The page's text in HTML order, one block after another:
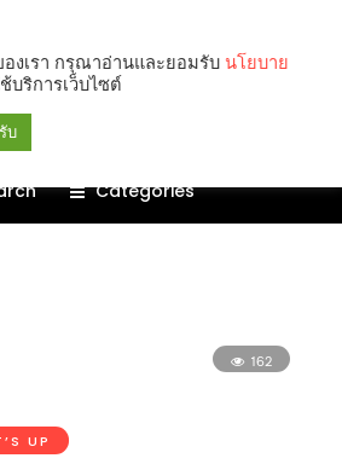
Categories
162
UP
องเรา กรุณาอ่านและยอมรับ นโยบาย
บริการเว็บไซต์
บ